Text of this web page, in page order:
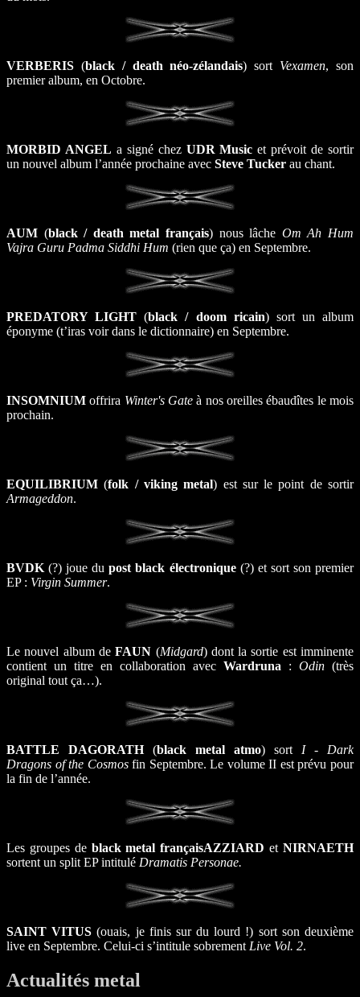
VERBERIS (black / death néo-zélandais) sort Vexamen, son
premier album, en Octobre.
MORBID ANGEL a signé chez UDR Music et prévoit de sortir
un nouvel album l’année prochaine avec Steve Tucker au chant.
AUM (black / death metal français) nous lâche Om Ah Hum
Vajra Guru Padma Siddhi Hum (rien que ça) en Septembre.
PREDATORY LIGHT (black / doom ricain) sort un album
éponyme (t’iras voir dans le dictionnaire) en Septembre.
INSOMNIUM offrira Winter's Gate à nos oreilles ébaudîtes le mois
prochain.
EQUILIBRIUM (folk / viking metal) est sur le point de sortir
Armageddon.
BVDK (?) joue dupost black électronique(?) et sort son premier
EP : Virgin Summer.
Le nouvel album deFAUN (Midgard) dont la sortie est imminente
contient un titre en collaboration avec Wardruna : Odin (très
original tout ça…).
BATTLE DAGORATH(black metal atmo) sort I - Dark
Dragons of the Cosmosfin Septembre. Le volume II est prévu pour
la fin de l’année.
Les groupes de black metal françaisAZZIARD etNIRNAETH
sortent un split EP intitulé Dramatis Personae.
SAINT VITUS (ouais, je finis sur du lourd !) sort son deuxième
live en Septembre. Celui-ci s’intitule sobrement Live Vol. 2.
Actualités metal